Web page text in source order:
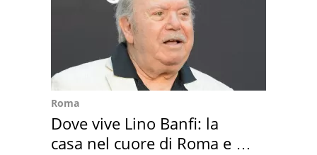
Roma
Dove vive Lino Banfi: la
casa nel cuore di Roma e i